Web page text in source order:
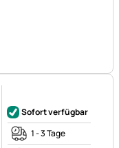
Sofort verfügbar
1 - 3 Tage